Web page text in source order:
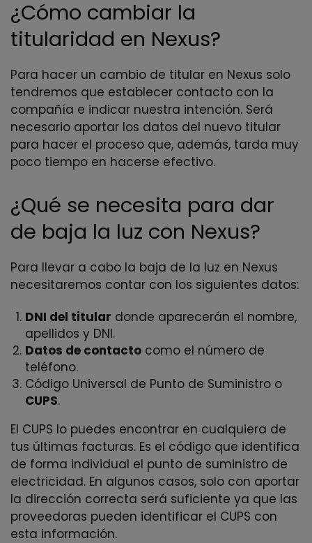
¿Cómo cambiar la
titularidad en Nexus?
Para hacer un cambio de titular en Nexus solo
tendremos que establecer contacto con la
compañía e indicar nuestra intención. Será
necesario aportar los datos del nuevo titular
para hacer el proceso que, además, tarda muy
poco tiempo en hacerse efectivo.
¿Qué se necesita para dar
de baja la luz con Nexus?
Para llevar a cabo la baja de la luz en Nexus
necesitaremos contar con los siguientes datos:
DNI del titular donde aparecerán el nombre,
apellidos y DNI.
Datos de contacto como el número de
teléfono.
Código Universal de Punto de Suministro o
CUPS.
El CUPS lo puedes encontrar en cualquiera de
tus últimas facturas. Es el código que identifica
de forma individual el punto de suministro de
electricidad. En algunos casos, solo con aportar
la dirección correcta será suficiente ya que las
proveedoras pueden identificar el CUPS con
esta información.